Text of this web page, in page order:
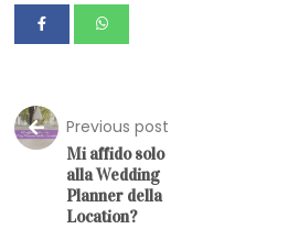
Previous post
Mi affido solo
alla Wedding
Planner della
Location?